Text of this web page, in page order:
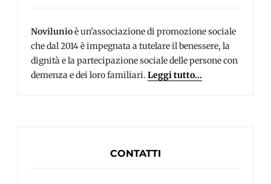
Novilunioè un'associazione di promozione sociale
che dal 2014 è impegnata a tutelare il benessere, la
dignità e la partecipazione sociale delle persone con
demenza e dei loro familiari. Leggi tutto...
CONTATTI